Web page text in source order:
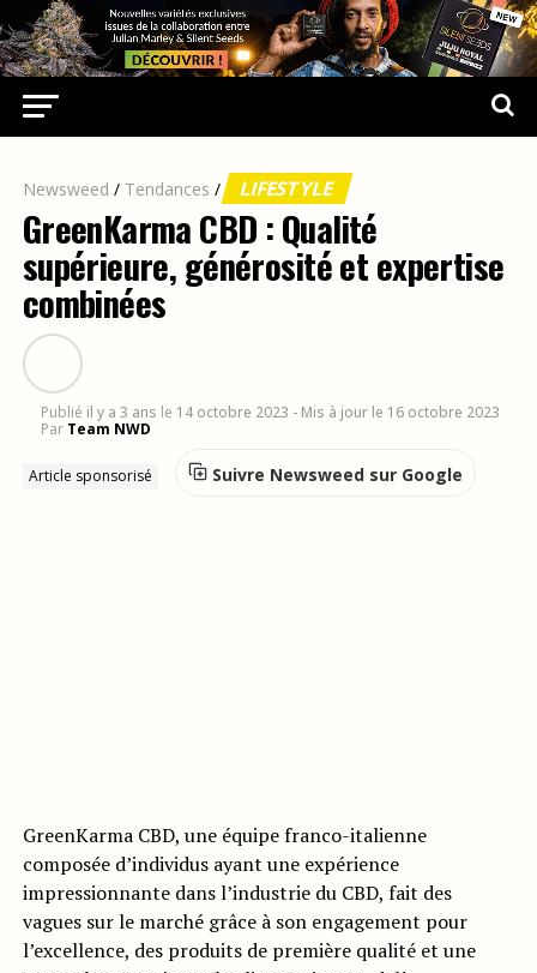
Newsweed / Tendances / LIFESTYLE
GreenKarma CBD : Qualité
supérieure, générosité et expertise
combinées
Publié il y a 3 ans le 14 octobre 2023 - Mis à jour le 16 octobre 2023
Par Team NWD
Article sponsorisé Suivre Newsweed sur Google
GreenKarma CBD, une équipe franco-italienne
composée d’individus ayant une expérience
impressionnante dans l’industrie du CBD, fait des
vagues sur le marché grâce à son engagement pour
l’excellence, des produits de première qualité et une